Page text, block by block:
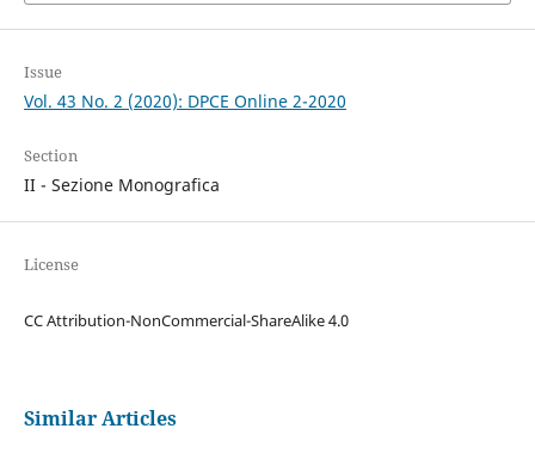
Issue
Vol. 43 No. 2 (2020): DPCE Online 2-2020
Section
II - Sezione Monografica
License
CC Attribution-NonCommercial-ShareAlike 4.0
Similar Articles